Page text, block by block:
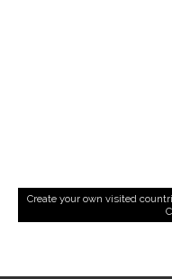
Create your own visited